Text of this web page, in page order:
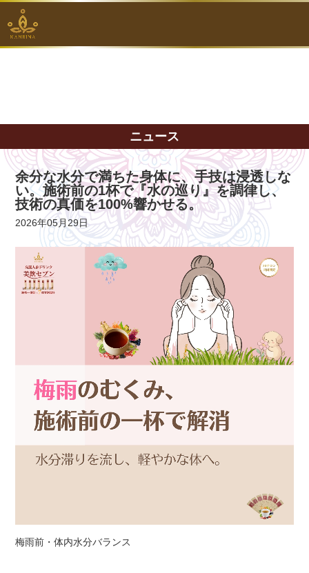
ニュース
余分な水分で満ちた身体に、手技は浸透しな
い。施術前の1杯で『水の巡り』を調律し、
技術の真価を100%響かせる。
2026年05月29日
梅雨前・体内水分バランス